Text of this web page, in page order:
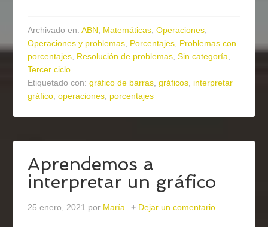
Archivado en:ABN, Matemáticas,Operaciones,
Operaciones y problemas, Porcentajes, Problemas con
porcentajes, Resolución de problemas,Sin categoría,
Tercer ciclo
Etiquetado con:gráfico de barras,gráficos, interpretar
gráfico,operaciones, porcentajes
Aprendemos a
interpretar un gráfico
25 enero, 2021 por María Dejar un comentario